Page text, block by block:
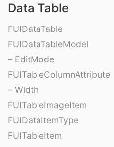
Data Table
FUIDataTable
FUIDataTableModel
– EditMode
FUITableColumnAttribute
– Width
FUITableImageItem
FUIDataItemType
FUITableItem